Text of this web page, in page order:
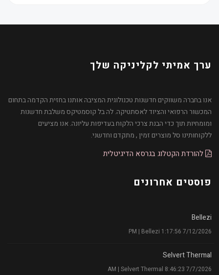
ערך אמיתי לקליניקה שלך
אנו בחברה משווקים חדשנות טכנולוגית המציבה אותנו בחזית הקדמה בתחום
המכשור הרפואי והציוד לאסתטיקה. לה בל קוסמטיקס משלבת חדשנות
ומומחיות תוך כדי הבנת צרכי הלקוח בעדיפות עליונה. אנו מציעים
ללקוחותינו סל מוצרים זמין , מתקדם וחדשני.
להורדת הקטלוג בגרסא הדיגיטלית
פוסטים אחרונים
Bellezi
7/12/2026 1:17:56 PM | Bellezi
Selvert Thermal
7/7/2026 8:46:23 AM | Selvert Thermal